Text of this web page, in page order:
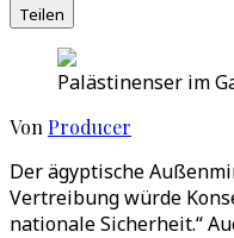
Teilen
Palästinenser im
Von Producer
Der ägyptische
Vertreibung würde
nationale Sicherheit.“